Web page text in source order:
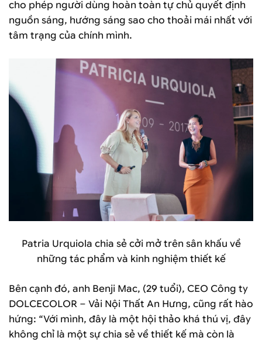
cho phép người dùng hoàn toàn tự chủ quyết định
nguồn sáng, hướng sáng sao cho thoải mái nhất với
tâm trạng của chính mình.
Patria Urquiola chia sẻ cởi mở trên sân khấu về
những tác phẩm và kinh nghiệm thiết kế
Bên cạnh đó, anh Benji Mac, (29 tuổi), CEO Công ty
DOLCECOLOR – Vải Nội Thất An Hưng, cũng rất hào
hứng: “Với mình, đây là một hội thảo khá thú vị, đây
không chỉ là một sự chia sẻ về thiết kế mà còn là